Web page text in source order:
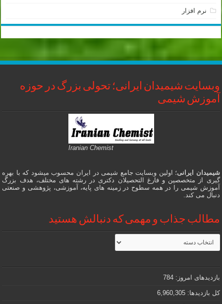
نرم افزار
وبسایت شیمیدان ایرانی؛ تحولی بزرگ در حوزه
آموزش شیمی
Iranian Chemist
شیمیدان ایرانی؛ اولین وبسایت جامع شیمی در ایران محسوب میشود که با بهره
گیری از متخصصین و فارغ التحصیلان دکتری در رشته های مختلف، هدف بزرگ
آموزش شیمی را در همه سطوح در زمینه های پایه، آموزشی، پژوهشی و صنعتی
دنبال می کند.
مطالب جذاب و مهمی که دنبالش هستید
مطالب
جذاب
و
که
دنبالش
هستید
بازدیدهای امروز:784
کل بازدیدها:6,960,305